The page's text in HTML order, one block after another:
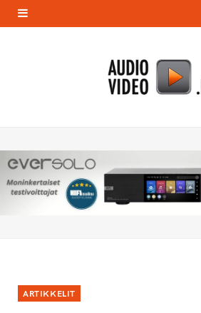
ARTIKKELIT